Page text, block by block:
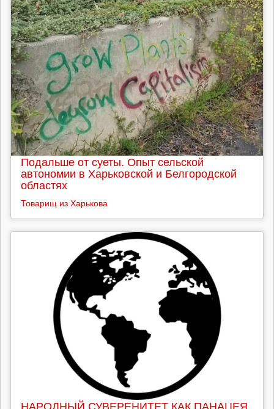
Подальше от суеты. Опыт сельской
автономии в Харьковской и Белгородской
областях
Товарищ из Харькова
НАРОДНЫЙ СУВЕРЕНИТЕТ КАК ПАНАЦЕЯ